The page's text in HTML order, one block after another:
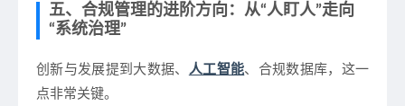
五、合规管理的进阶方向：从“人盯人”走向
“系统治理”
创新与发展提到大数据、 人工智能、合规数据库，这一
点非常关键。